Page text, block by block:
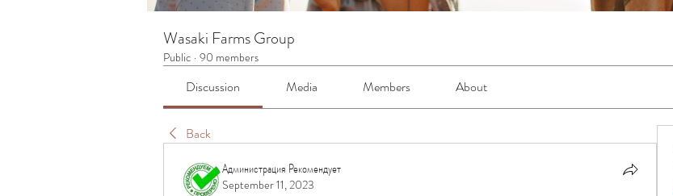
Wasaki Farms Group
Public · 90 members
Discussion Media Members About
Back
Администрация Рекомендует
September 11, 2023